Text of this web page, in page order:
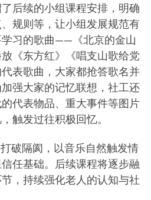
后续的小组课程安排，明确
规则等，让小组发展规范有
习的歌曲——《北京的金山
《东方红》《唱支山歌给党
表歌曲，大家都抢答歌名并
强大家的记忆联想，社工还
代表物品、重大事件等图片
触发过往积极回忆。
破隔阂，以音乐自然触发情
任基础。后续课程将逐步融
，持续强化老人的认知与社